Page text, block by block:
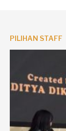
PILIHAN STAFF